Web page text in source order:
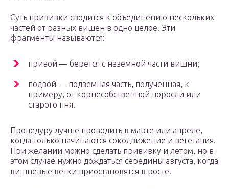
Суть прививки сводится к объединению нескольких
частей от разных вишен в одно целое. Эти
фрагменты называются:
привой — берется с наземной части вишни;
подвой — подземная часть, полученная, к
примеру, от корнесобственной поросли или
старого пня.
Процедуру лучше проводить в марте или апреле,
когда только начинаются сокодвижение и вегетация.
При желании можно сделать прививку и летом, но в
этом случае нужно дождаться середины августа, когда
вишнёвые ветки приостановятся в росте.